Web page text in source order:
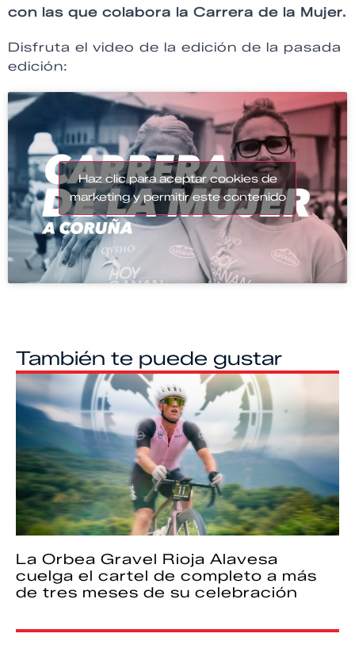
con las que colabora la Carrera de la Mujer.
Disfruta el video de la edición de la pasada
edición:
Haz clic para aceptar cookies de
marketing y permitir este contenido
También te puede gustar
La Orbea Gravel Rioja Alavesa
cuelga el cartel de completo a más
de tres meses de su celebración